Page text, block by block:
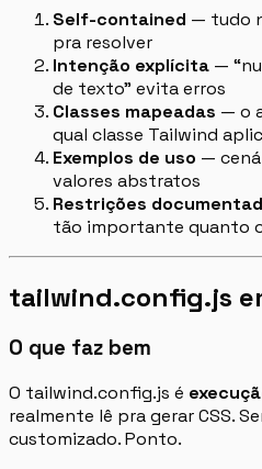
Self-contained — tudo
pra resolver
Intenção explícita —
de texto” evita erros
Classes mapeadas — o
qual classe Tailwind
Exemplos de uso —
valores abstratos
Restrições
tão importante quanto
tailwind.config.js
O que faz bem
O tailwind.config.js é
realmente lê pra gerar CSS.
customizado. Ponto.